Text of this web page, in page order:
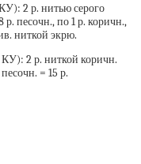
2 р. нитью серого
р. песочн., по 1 р. коричн.,
ниткой экрю.
2 р. ниткой коричн.
= 15 р.